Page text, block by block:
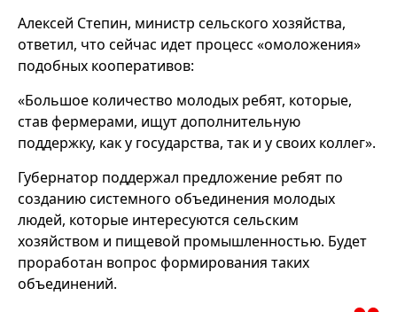
Алексей Степин, министр сельского хозяйства,
ответил, что сейчас идет процесс «омоложения»
подобных кооперативов:
«Большое количество молодых ребят, которые,
став фермерами, ищут дополнительную
поддержку, как у государства, так и у своих коллег».
Губернатор поддержал предложение ребят по
созданию системного объединения молодых
людей, которые интересуются сельским
хозяйством и пищевой промышленностью. Будет
проработан вопрос формирования таких
объединений.